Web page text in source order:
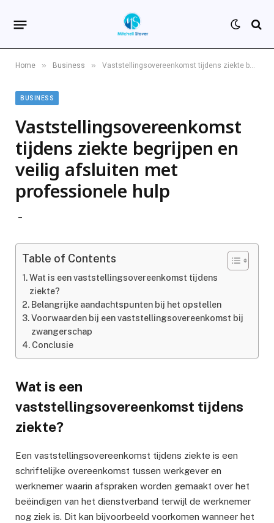
Home » Business » Vaststellingsovereenkomst tijdens ziekte begrijpen en veilig afsluiten met professionele hulp
BUSINESS
Vaststellingsovereenkomst
tijdens ziekte begrijpen en
veilig afsluiten met
professionele hulp
Table of Contents
Wat is een vaststellingsovereenkomst tijdens
ziekte?
Belangrijke aandachtspunten bij het opstellen
Voorwaarden bij een vaststellingsovereenkomst bij
zwangerschap
Conclusie
Wat is een
vaststellingsovereenkomst tijdens
ziekte?
Een vaststellingsovereenkomst tijdens ziekte is een
schriftelijke overeenkomst tussen werkgever en
werknemer waarin afspraken worden gemaakt over het
beëindigen van het dienstverband terwijl de werknemer
nog ziek is. Dit kan bijvoorbeeld voorkomen wanneer het